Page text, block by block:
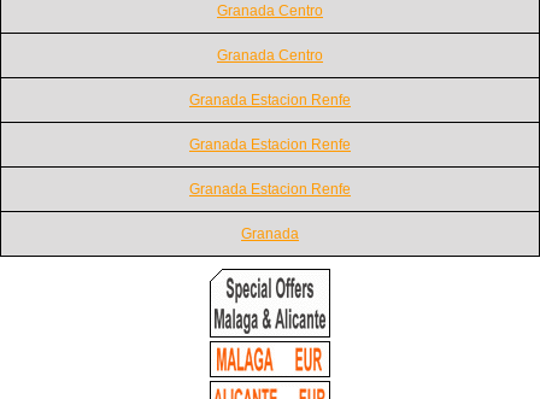
Granada Centro
Granada Centro
Granada Estacion Renfe
Granada Estacion Renfe
Granada Estacion Renfe
Granada